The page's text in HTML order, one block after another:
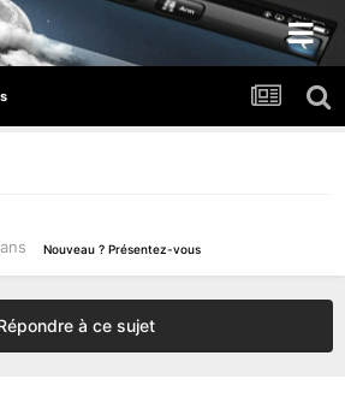
Nouveau ? Présentez-vous
à ce sujet